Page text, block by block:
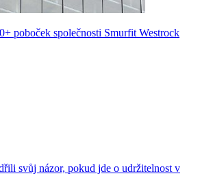
poboček společnosti Smurfit Westrock
svůj názor, pokud jde o udržitelnost v